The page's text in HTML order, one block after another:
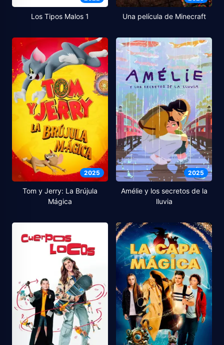
Los Tipos Malos 1 Una película de Minecraft
2025
Tom y Jerry: La Brújula
Mágica
2025
Amélie y los secretos de la
lluvia